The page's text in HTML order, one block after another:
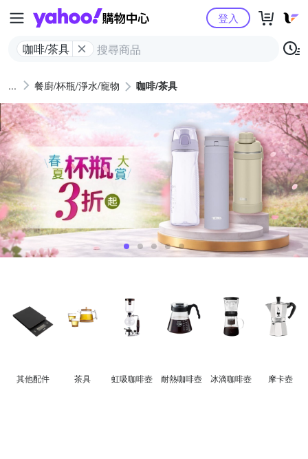
Yahoo購物中心
咖啡/茶具
登入
餐廚/杯瓶/淨水/寵物 咖啡/茶具
其他配件 茶具 虹吸咖啡壺 耐熱咖啡壺 冰滴咖啡壺 摩卡壺